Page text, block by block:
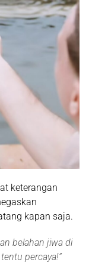
keterangan
kapan saja.
belahan jiwa di
percaya!”